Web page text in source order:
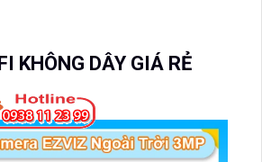
KHÔNG DÂY GIÁ RẺ